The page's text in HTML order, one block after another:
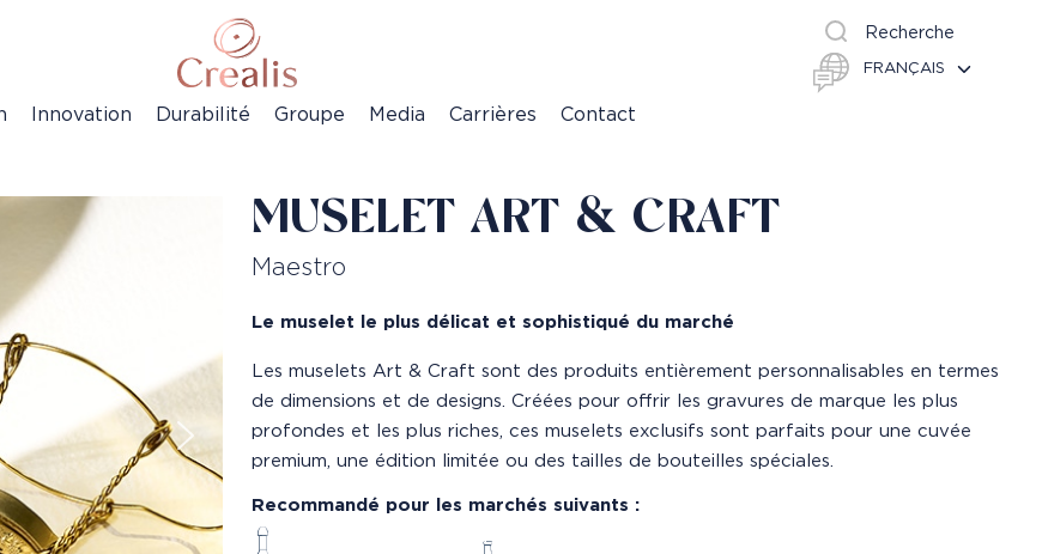
Recherche
Innovation Durabilité Groupe Media Carrières Contact
MUSELET ART & CRAFT
Maestro
Le muselet le plus délicat et sophistiqué du marché
Les muselets Art & Craft sont des produits entièrement personnalisables en termes
de dimensions et de designs. Créées pour offrir les gravures de marque les plus
profondes et les plus riches, ces muselets exclusifs sont parfaits pour une cuvée
premium, une édition limitée ou des tailles de bouteilles spéciales.
Recommandé pour les marchés suivants :